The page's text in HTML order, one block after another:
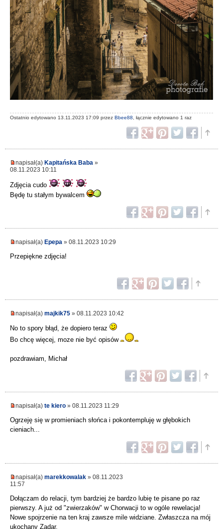
Ostatnio edytowano 13.11.2023 17:09 przez Bbee88 , łącznie edytowano 1 raz
napisał(a) Kapitańska Baba »
08.11.2023 10:11
Zdjęcia cudo
Będę tu stałym bywalcem
napisał(a) Epepa » 08.11.2023 10:29
Przepiękne zdjęcia!
napisał(a) majkik75 » 08.11.2023 10:42
No to spory błąd, że dopiero teraz
Bo chcę więcej, moze nie być opisów
pozdrawiam, Michał
napisał(a) te kiero » 08.11.2023 11:29
Ogrzeję się w promieniach słońca i pokontempluję w głębokich
cieniach...
napisał(a) marekkowalak » 08.11.2023
11:57
Dołączam do relacji, tym bardziej że bardzo lubię te pisane po raz
pierwszy. A już od "zwierzaków" w Chorwacji to w ogóle rewelacja!
Nowe spojrzenie na ten kraj zawsze mile widziane. Zwłaszcza na mój
ukochany Zadar.